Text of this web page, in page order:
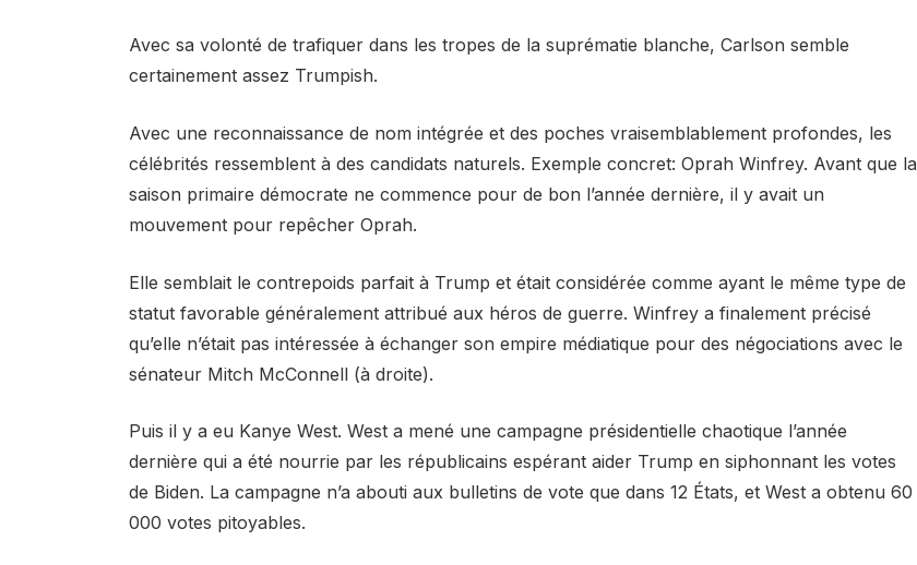
Avec sa volonté de trafiquer dans les tropes de la suprématie blanche, Carlson semble
certainement assez Trumpish.
Avec une reconnaissance de nom intégrée et des poches vraisemblablement profondes, les
célébrités ressemblent à des candidats naturels. Exemple concret: Oprah Winfrey. Avant que la
saison primaire démocrate ne commence pour de bon l’année dernière, il y avait un
mouvement pour repêcher Oprah.
Elle semblait le contrepoids parfait à Trump et était considérée comme ayant le même type de
statut favorable généralement attribué aux héros de guerre. Winfrey a finalement précisé
qu’elle n’était pas intéressée à échanger son empire médiatique pour des négociations avec le
sénateur Mitch McConnell (à droite).
Puis il y a eu Kanye West. West a mené une campagne présidentielle chaotique l’année
dernière qui a été nourrie par les républicains espérant aider Trump en siphonnant les votes
de Biden. La campagne n’a abouti aux bulletins de vote que dans 12 États, et West a obtenu 60
000 votes pitoyables.